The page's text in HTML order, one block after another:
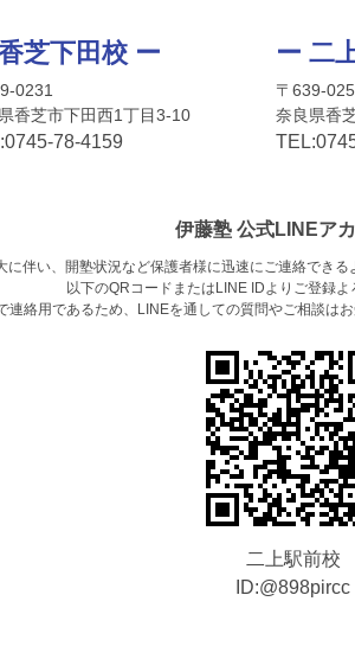
芝下田校 ー
0231
香芝市下田西1丁目3-10
0745-78-4159
ー 二
〒639-
奈良県香
TEL:
伊藤塾 公式LINEア
に伴い、開塾状況など保護者様に迅速にご連絡でき
以下のQRコードまたはLINE IDよりご登録よ
連絡用であるため、LINEを通しての質問やご相談は
二上駅前校
ID:@898pircc